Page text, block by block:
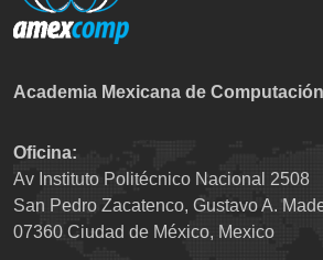
Academia Mexicana de Computación
Oficina:
Av Instituto Politécnico Nacional 2508
San Pedro Zacatenco, Gustavo A.
07360 Ciudad de México, Mexico